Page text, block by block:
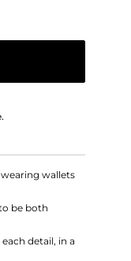
wallets
be both
detail, in a